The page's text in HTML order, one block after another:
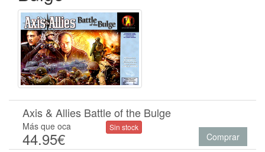
Axis & Allies Battle of the Bulge
Más que oca
44.95€
Sin stock
Comprar